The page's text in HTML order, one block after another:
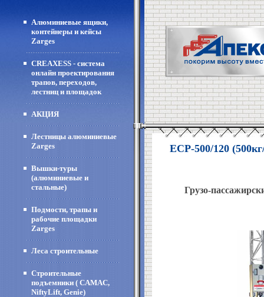
Алюминиевые ящики,
контейнеры и кейсы
Zarges
CREAXESS - система
онлайн проектирования
трапов, переходов,
лестниц и площадок
АКЦИЯ
Лестницы алюминиевые
Zarges
Вышки-туры
(алюминиевые и
стальные)
Подмости, трапы и
рабочие площадки
Zarges
Леса строительные
Строительные
подъемники ( CAMAC,
NiftyLift, Genie)
ECP-500/120
Грузо-